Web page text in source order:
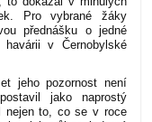
Pro vybrané žáky
přednášku o jedné
v Černobylské
jeho pozornost není
jako naprostý
nejen to, co se v roce